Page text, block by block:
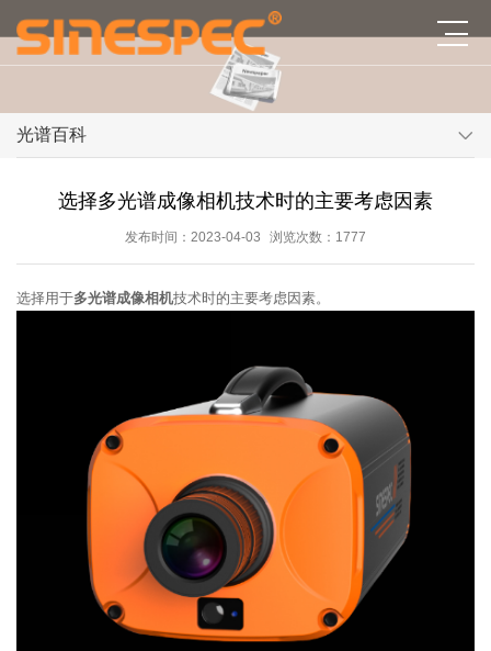
光谱百科
选择多光谱成像相机技术时的主要考虑因素
发布时间：2023-04-03 浏览次数：1777
选择用于多光谱成像相机技术时的主要考虑因素。